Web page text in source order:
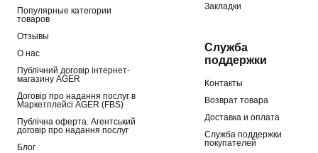
Популярные категории
товаров
Отзывы
О нас
Публічний договір інтернет-
магазину AGER
Договір про надання послуг в
Маркетплейсі AGER (FBS)
Публічна оферта. Агентський
договір про надання послуг
Блог
Закладки
Служба
поддержки
Контакты
Возврат товара
Доставка и оплата
Служба поддержки
покупателей